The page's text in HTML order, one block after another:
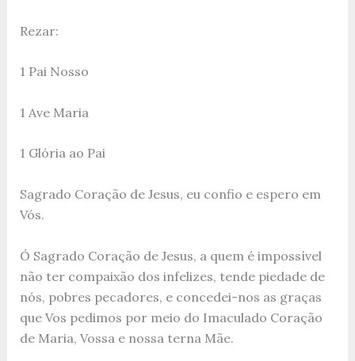
Rezar:
1 Pai Nosso
1 Ave Maria
1 Glória ao Pai
Sagrado Coração de Jesus, eu confio e espero em
Vós.
Ó Sagrado Coração de Jesus, a quem é impossível
não ter compaixão dos infelizes, tende piedade de
nós, pobres pecadores, e concedei-nos as graças
que Vos pedimos por meio do Imaculado Coração
de Maria, Vossa e nossa terna Mãe.